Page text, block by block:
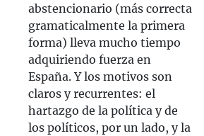
abstencionario (más correcta
gramaticalmente la primera
forma) lleva mucho tiempo
adquiriendo fuerza en
España. Y los motivos son
claros y recurrentes: el
hartazgo de la política y de
los políticos, por un lado, y la